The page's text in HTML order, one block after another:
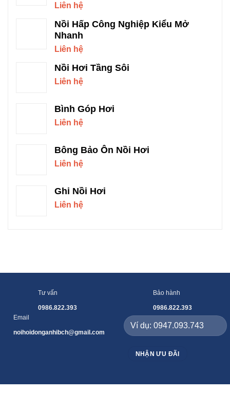
Liên hệ
Nồi Hấp Công Nghiệp Kiểu Mở
Nhanh
Liên hệ
Nồi Hơi Tầng Sôi
Liên hệ
Bình Góp Hơi
Liên hệ
Bông Bảo Ôn Nồi Hơi
Liên hệ
Ghi Nồi Hơi
Liên hệ
Tư vấn
0986.822.393
Bảo hành
0986.822.393
Email
noihoidonganhibch@gmail.com